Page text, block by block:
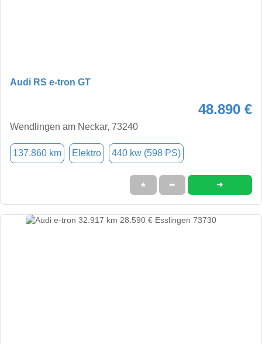
Audi RS e-tron GT
48.890 €
Wendlingen am Neckar, 73240
137.860 km Elektro 440 kw (598 PS)
★ ➦ ➜